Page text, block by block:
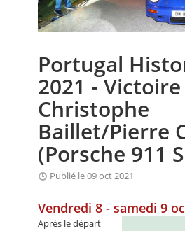
FOCUS
ANNUAIRES
PETITES ANNONCES
Portugal
2021 -
Christophe
Baillet/Pierre
(Porsche 911
Publié le 09 oct 2021
Vendredi 8 - samedi 9
Après le départ